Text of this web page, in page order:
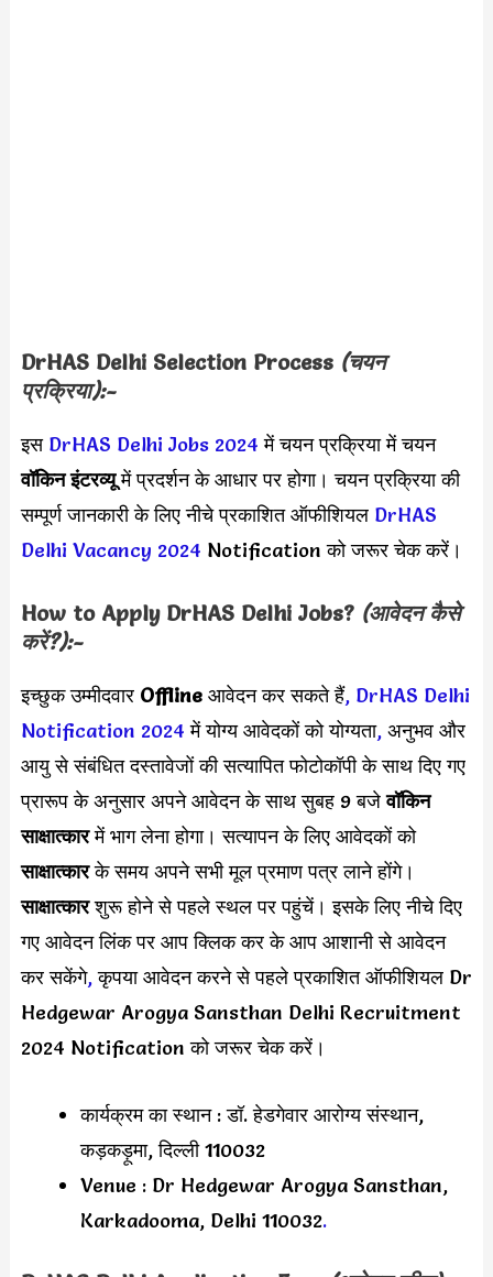
DrHAS Delhi Selection Process (चयन
प्रक्रिया):-
इस DrHAS Delhi Jobs 2024में चयन प्रक्रिया में चयन
वॉकिन इंटरव्यूमें प्रदर्शन के आधार पर होगा। चयन प्रक्रिया की
सम्पूर्ण जानकारी के लिए नीचे प्रकाशित ऑफीशियल DrHAS
Delhi Vacancy 2024 Notification को जरूर चेक करें।
How to Apply DrHAS Delhi Jobs?(आवेदन कैसे
करें?):-
इच्छुक उम्मीदवार Offline आवेदन कर सकते हैं, DrHAS Delhi
Notification 2024 में योग्य आवेदकों को योग्यता, अनुभव और
आयु से संबंधित दस्तावेजों की सत्यापित फोटोकॉपी के साथ दिए गए
प्रारूप के अनुसार अपने आवेदन के साथ सुबह 9 बजेवॉकिन
साक्षात्कारमें भाग लेना होगा। सत्यापन के लिए आवेदकों को
साक्षात्कारके समय अपने सभी मूल प्रमाण पत्र लाने होंगे।
साक्षात्कारशुरू होने से पहले स्थल पर पहुंचें। इसके लिए नीचे दिए
गए आवेदन लिंक पर आप क्लिक कर के आप आशानी से आवेदन
कर सकेंगे,कृपया आवेदन करने से पहले प्रकाशित ऑफीशियल Dr
Hedgewar Arogya Sansthan Delhi Recruitment
2024 Notification को जरूर चेक करें।
कार्यक्रम का स्थान : डॉ. हेडगेवार आरोग्य संस्थान,
कड़कड़ूमा, दिल्ली 110032
Venue : Dr Hedgewar Arogya Sansthan,
Karkadooma, Delhi 110032.